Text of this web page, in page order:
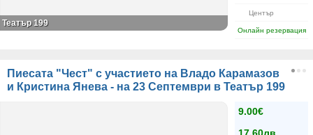
Център
Онлайн резервация
Театър 199
Пиесата "Чест" с участието на Владо Карамазов
и Кристина Янева - на 23 Септември в Театър 199
9.00€